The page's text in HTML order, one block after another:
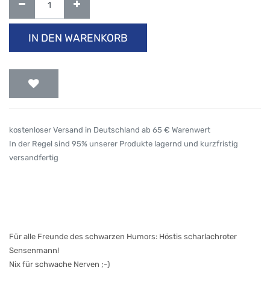
IN DEN WARENKORB
kostenloser Versand in Deutschland ab 65 € Warenwert
In der Regel sind 95% unserer Produkte lagernd und kurzfristig
versandfertig
Für alle Freunde des schwarzen Humors: Höstis scharlachroter
Sensenmann!
Nix für schwache Nerven ;-)